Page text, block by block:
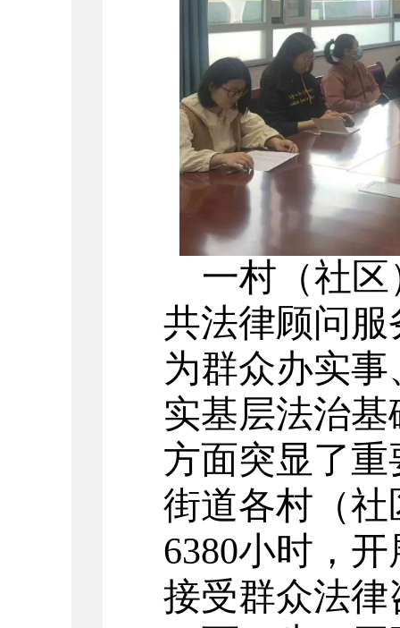
一村（社
共法律顾问
为群众办实
实基层法治
方面突显了
街道各村（
6380小时，开
接受群众法律